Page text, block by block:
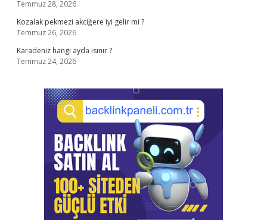
Temmuz 28, 2026
Kozalak pekmezi akciğere iyi gelir mi ?
Temmuz 26, 2026
Karadeniz hangi ayda ısınır ?
Temmuz 24, 2026